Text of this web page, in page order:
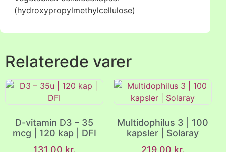
(hydroxypropylmethylcellulose)
Relaterede varer
D-vitamin D3 – 35
mcg | 120 kap | DFI
131,00 kr.
Multidophilus 3 | 100
kapsler | Solaray
219,00 kr.